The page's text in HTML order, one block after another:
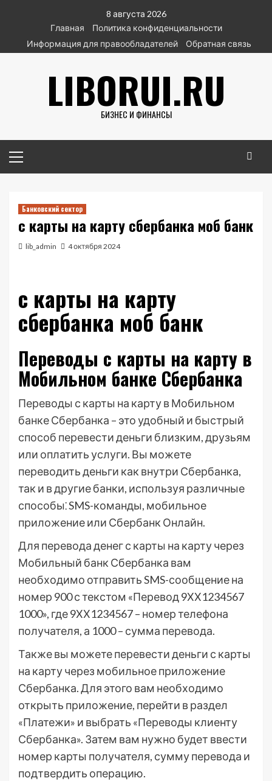
содержимому
8 августа 2026
Главная
Политика конфиденциальности
Информация для правообладателей
Обратная связь
LIBORUI.RU
БИЗНЕС И ФИНАНСЫ
меню
Банковский сектор
с карты на карту сбербанка моб банк
lib_admin 4 октября 2024
с карты на карту
сбербанка моб банк
Переводы с карты на карту в
Мобильном банке Сбербанка
Переводы с карты на карту в Мобильном
банке Сбербанка – это удобный и быстрый
способ перевести деньги близким, друзьям
или оплатить услуги. Вы можете
переводить деньги как внутри Сбербанка,
так и в другие банки, используя различные
способы⁚ SMS-команды, мобильное
приложение или Сбербанк Онлайн.
Для перевода денег с карты на карту через
Мобильный банк Сбербанка вам
необходимо отправить SMS-сообщение на
номер 900 с текстом «Перевод 9ХХ1234567
1000», где 9ХХ1234567 – номер телефона
получателя, а 1000 – сумма перевода.
Также вы можете перевести деньги с карты
на карту через мобильное приложение
Сбербанка. Для этого вам необходимо
открыть приложение, перейти в раздел
«Платежи» и выбрать «Переводы клиенту
Сбербанка». Затем вам нужно будет ввести
номер карты получателя, сумму перевода и
подтвердить операцию.